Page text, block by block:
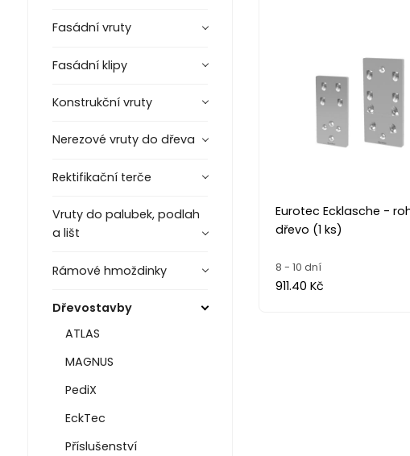
Fasádní vruty
Fasádní klipy
Konstrukční vruty
Nerezové vruty do dřeva
Rektifikační terče
Vruty do palubek, podlah
a lišt
Rámové hmoždinky
Dřevostavby
ATLAS
MAGNUS
PediX
EckTec
Příslušenství
Eurotec Ecklasche -
dřevo (1 ks)
8 - 10 dní
911.40 Kč